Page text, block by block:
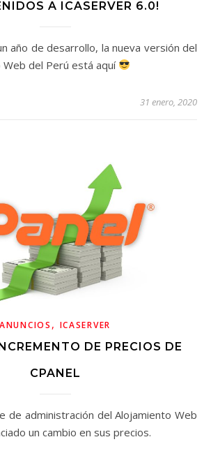
A ICASERVER 6.0!
del Perú está aquí
31 enero, 2020
ANUNCIOS , ICASERVER
DE PRECIOS DE
CPANEL
un cambio en sus precios.